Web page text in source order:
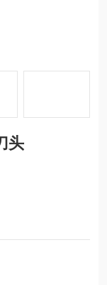
头
30个通道模式。